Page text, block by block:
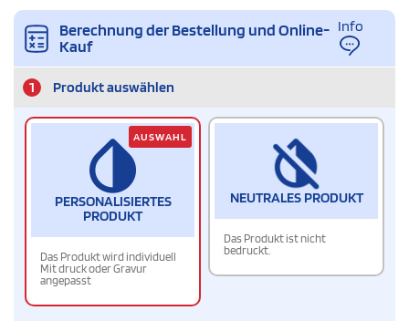
Berechnung der Bestellung und Online-
Kauf
Info
1 Produkt auswählen
PERSONALISIERTES
PRODUKT
Das Produkt wird individuell
Mit druck oder Gravur
angepasst
AUSWAHL
NEUTRALES PRODUKT
Das Produkt ist nicht
bedruckt.